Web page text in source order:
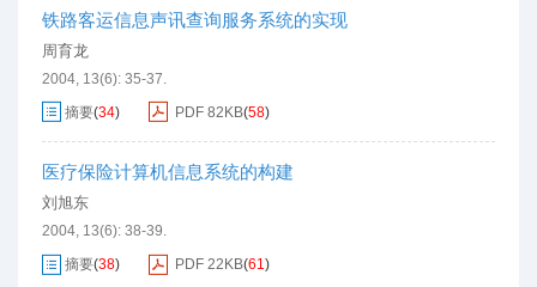
铁路客运信息声讯查询服务系统的实现
周育龙
2004, 13(6): 35-37.
摘要(34) PDF 82KB(58)
医疗保险计算机信息系统的构建
刘旭东
2004, 13(6): 38-39.
摘要(38) PDF 22KB(61)